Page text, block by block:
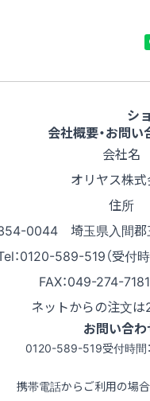
シ
会社概要・お問い
会社名
オリヤス株
住所
0044 埼玉県入間郡
：0120-589-519（受付時
FAX：049-274-7181
ネットからの注文
お問い合わ
0120-589-519受付時
携帯電話からご利用の場合